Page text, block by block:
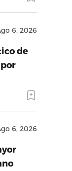
6, 2026
de
6, 2026